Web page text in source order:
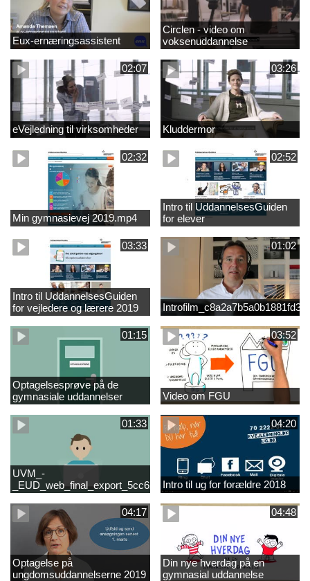
Eux-ernæringsassistent
Circlen - video om
voksenuddannelse
02:07
eVejledning til virksomheder
03:26
Kluddermor
02:32
Min gymnasievej 2019.mp4
02:52
Intro til UddannelsesGuiden
for elever
03:33
Intro til UddannelsesGuiden
for vejledere og lærere 2019
01:02
01:15
Optagelsesprøve på de
gymnasiale uddannelser
03:52
Video om FGU
01:33
UVM_-
04:20
Intro til ug for forældre 2018
04:17
Optagelse på
ungdomsuddannelserne 2019
04:48
Din nye hverdag på en
gymnasial uddannelse